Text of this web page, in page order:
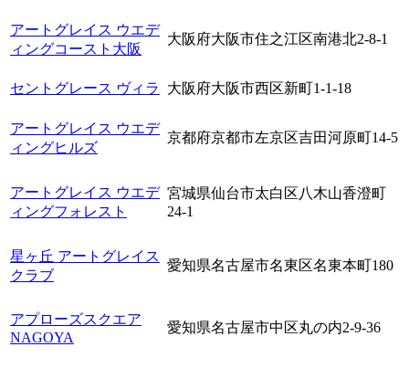
アートグレイス ウエデ
ィングコースト大阪
大阪府大阪市住之江区南港北2-8-1
セントグレース ヴィラ 大阪府大阪市西区新町1-1-18
アートグレイス ウエデ
ィングヒルズ
京都府京都市左京区吉田河原町14-5
アートグレイス ウエデ
ィングフォレスト
宮城県仙台市太白区八木山香澄町
24-1
星ヶ丘 アートグレイス
クラブ
愛知県名古屋市名東区名東本町180
アプローズスクエア
NAGOYA
愛知県名古屋市中区丸の内2-9-36